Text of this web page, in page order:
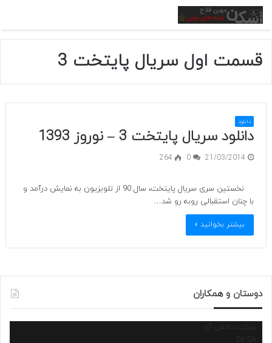
منو
قسمت اول سریال پایتخت 3
دانلود
دانلود سریال پایتخت 3 – نوروز 1393
21/03/2014
0
264
نخستین سری سریال پایتخت، سال 90 از تلویزیون به نمایش درآمد و
با چنان استقبالی روبه رو شد…
بیشتر بخوانید »
دوستان و همکاران
شرکت دانش آرا